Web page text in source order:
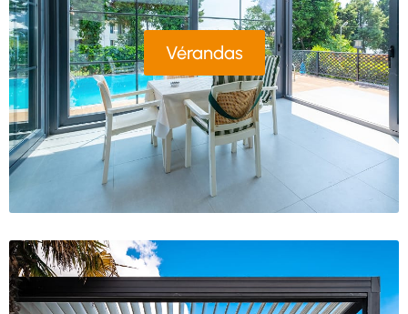
Vérandas